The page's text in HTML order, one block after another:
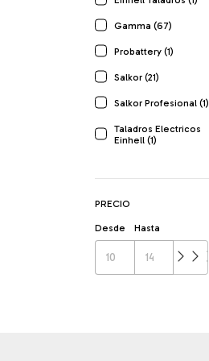
Gamma (67)
Probattery (1)
Salkor (21)
Salkor Profesional (1)
Taladros Electricos
Einhell (1)
PRECIO
Desde Hasta